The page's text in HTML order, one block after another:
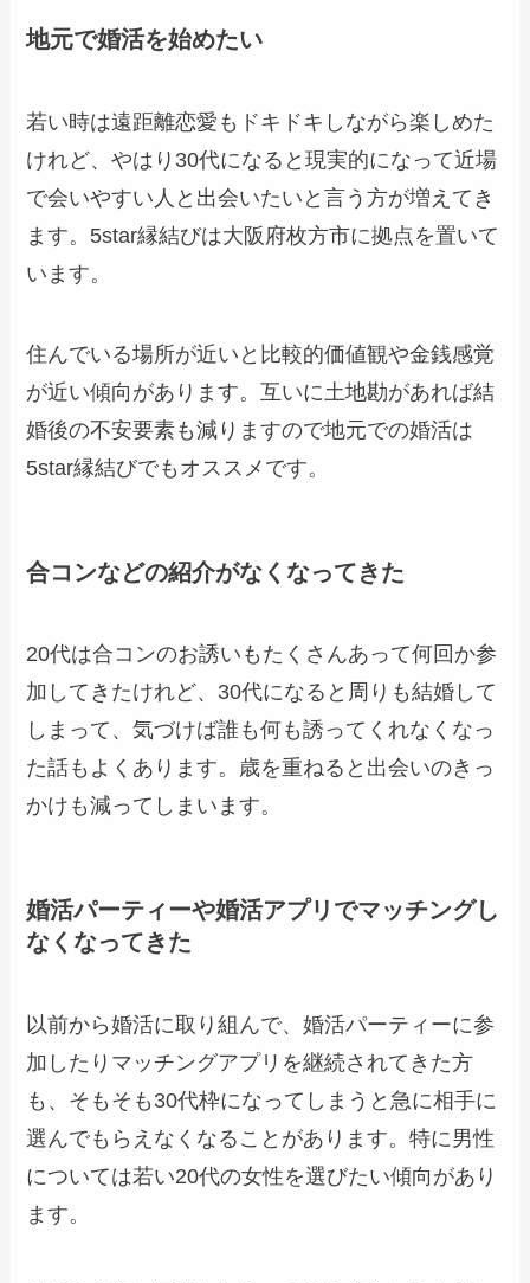
地元で婚活を始めたい
若い時は遠距離恋愛もドキドキしながら楽しめた
けれど、やはり30代になると現実的になって近場
で会いやすい人と出会いたいと言う方が増えてき
ます。5star縁結びは大阪府枚方市に拠点を置いて
います。
住んでいる場所が近いと比較的価値観や金銭感覚
が近い傾向があります。互いに土地勘があれば結
婚後の不安要素も減りますので地元での婚活は
5star縁結びでもオススメです。
合コンなどの紹介がなくなってきた
20代は合コンのお誘いもたくさんあって何回か参
加してきたけれど、30代になると周りも結婚して
しまって、気づけば誰も何も誘ってくれなくなっ
た話もよくあります。歳を重ねると出会いのきっ
かけも減ってしまいます。
婚活パーティーや婚活アプリでマッチングし
なくなってきた
以前から婚活に取り組んで、婚活パーティーに参
加したりマッチングアプリを継続されてきた方
も、そもそも30代枠になってしまうと急に相手に
選んでもらえなくなることがあります。特に男性
については若い20代の女性を選びたい傾向があり
ます。